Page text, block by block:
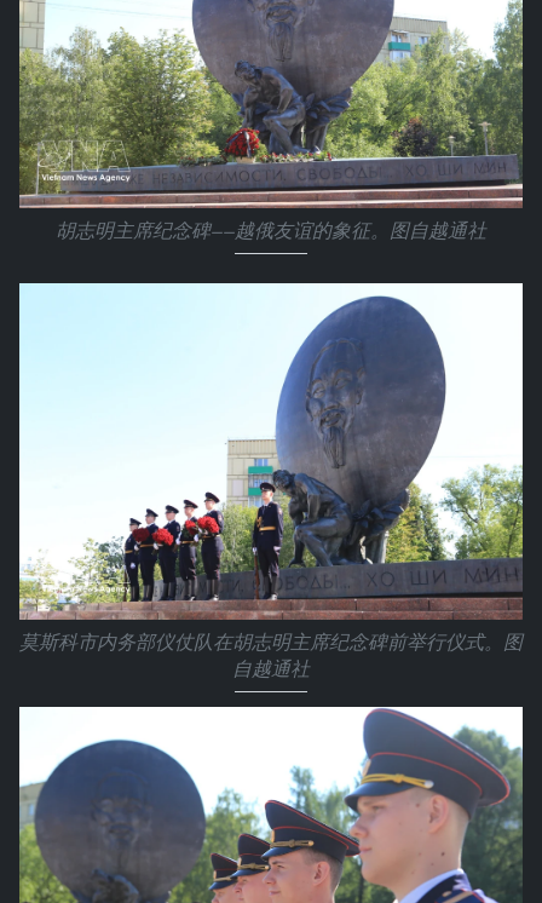
胡志明主席纪念碑——越俄友谊的象征。图自越通社
莫斯科市内务部仪仗队在胡志明主席纪念碑前举行仪式。图
自越通社